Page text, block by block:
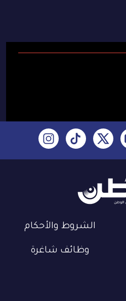
الشروط والأحكام
وظائف شاغرة